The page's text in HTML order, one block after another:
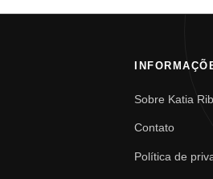
Sobre Katia
Contato
Política de